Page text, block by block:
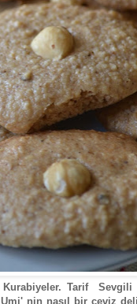
Kurabiyeler. Tarif
nin nasıl bir ceviz